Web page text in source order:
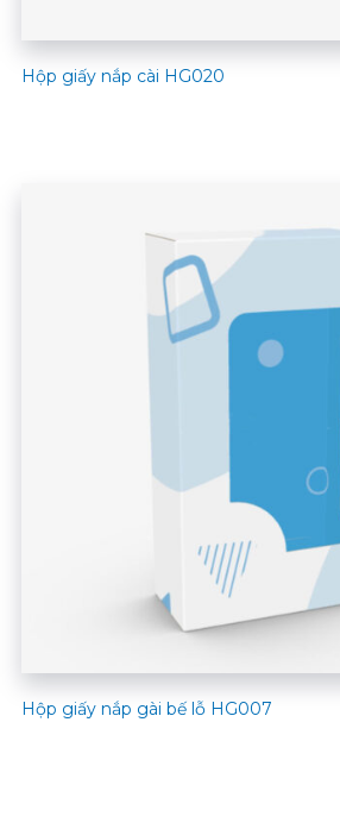
Hộp giấy nắp cài HG020
Hộp giấy nắp gài bế lỗ HG007